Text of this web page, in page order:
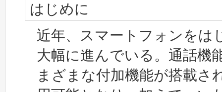
はじめに
近年、スマートフォンをは
大幅に進んでいる。通話機
まざまな付加機能が搭載さ